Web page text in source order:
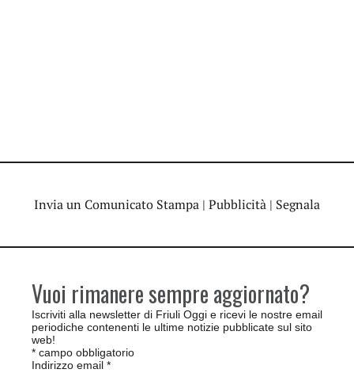
Invia un Comunicato Stampa | Pubblicità | Segnala
Vuoi rimanere sempre aggiornato?
Iscriviti alla newsletter di Friuli Oggi e ricevi le nostre email
periodiche contenenti le ultime notizie pubblicate sul sito
web!
* campo obbligatorio
Indirizzo email *